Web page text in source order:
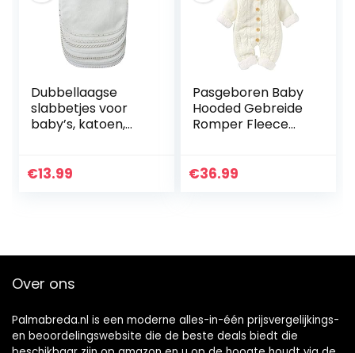
Dubbellaagse
slabbetjes voor
baby’s, katoen,
stuks
€13.99
Pasgeboren Baby
Hooded Gebreide
Romper Fleece
Jumpsuit Overall
€36.99
Over ons
Palmabreda.nl is een moderne alles-in-één prijsvergelijkings-
en beoordelingswebsite die de beste deals biedt die